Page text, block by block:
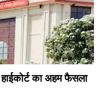
का अहम फैसला